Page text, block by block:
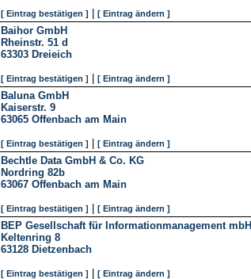
[ Eintrag bestätigen ] [ Eintrag ändern ]
Baihor GmbH
Rheinstr. 51 d
63303 Dreieich
[ Eintrag bestätigen ] [ Eintrag ändern ]
Baluna GmbH
Kaiserstr. 9
63065 Offenbach am Main
[ Eintrag bestätigen ] [ Eintrag ändern ]
Bechtle Data GmbH & Co. KG
Nordring 82b
63067 Offenbach am Main
[ Eintrag bestätigen ] [ Eintrag ändern ]
BEP Gesellschaft für Informationmanagement mbH
Keltenring 8
63128 Dietzenbach
[ Eintrag bestätigen ] [ Eintrag ändern ]